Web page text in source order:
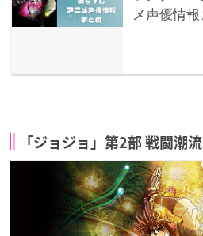
「ジョジョ」第2部 戦闘潮流